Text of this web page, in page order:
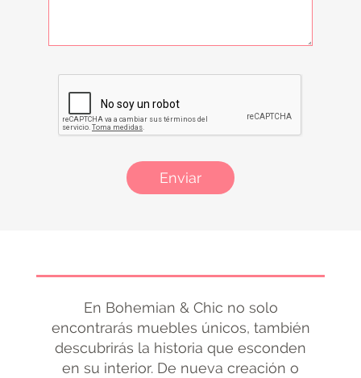
Enviar
En Bohemian & Chic no solo
encontrarás muebles únicos, también
descubrirás la historia que esconden
en su interior. De nueva creación o